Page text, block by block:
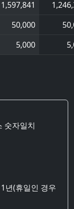
1,597,841
50,000
5,000
숫자일치
년(휴일인 경우